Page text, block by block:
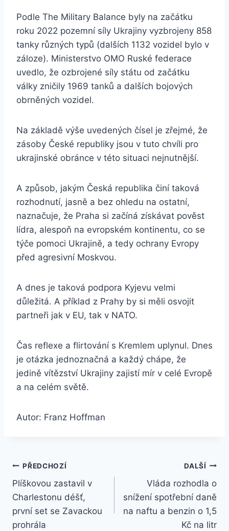
Podle The Military Balance byly na začátku
roku 2022 pozemní síly Ukrajiny vyzbrojeny 858
tanky různých typů (dalších 1132 vozidel bylo v
záloze). Ministerstvo OMO Ruské federace
uvedlo, že ozbrojené síly státu od začátku
války zničily 1969 tanků a dalších bojových
obrněných vozidel.
Na základě výše uvedených čísel je zřejmé, že
zásoby České republiky jsou v tuto chvíli pro
ukrajinské obránce v této situaci nejnutnější.
A způsob, jakým Česká republika činí taková
rozhodnutí, jasně a bez ohledu na ostatní,
naznačuje, že Praha si začíná získávat pověst
lídra, alespoň na evropském kontinentu, co se
týče pomoci Ukrajině, a tedy ochrany Evropy
před agresivní Moskvou.
A dnes je taková podpora Kyjevu velmi
důležitá. A příklad z Prahy by si měli osvojit
partneři jak v EU, tak v NATO.
Čas reflexe a flirtování s Kremlem uplynul. Dnes
je otázka jednoznačná a každý chápe, že
jedině vítězství Ukrajiny zajistí mír v celé Evropě
a na celém světě.
Autor: Franz Hoffman
Navigace
pro
příspěvek
PŘEDCHOZÍ
Plíškovou zastavil v
Charlestonu déšť,
první set se Zavackou
prohrála
DALŠÍ
Vláda rozhodla o
snížení spotřební daně
na naftu a benzin o 1,5
Kč na litr